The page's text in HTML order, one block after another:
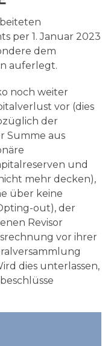
per 1. Januar 2023
dem
auferlegt.
noch weiter
vor (dies
der
Summe aus
und
mehr decken),
über keine
out), der
Revisor
vor ihrer
dies unterlassen,